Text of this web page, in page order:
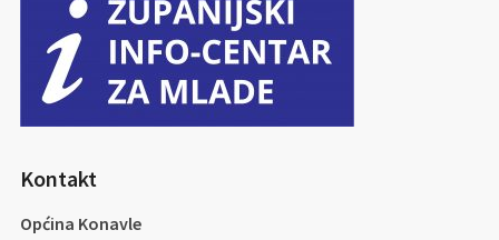
Kontakt
Općina Konavle